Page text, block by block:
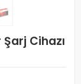
Cihazı